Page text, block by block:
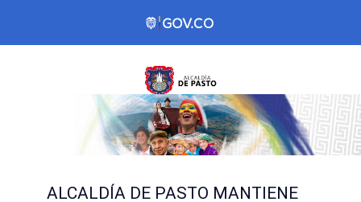
ALCALDÍA DE PASTO MANTIENE